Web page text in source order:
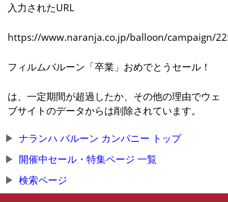
入力されたURL
https://www.naranja.co.jp/balloon/campaign/
フィルムバルーン「卒業」おめでとうセール！
は、一定期間が超過したか、その他の理由でウェ
ブサイトのデータからは削除されています。
ナランハ バルーン カンパニー トップ
開催中セール・特集ページ 一覧
検索ページ